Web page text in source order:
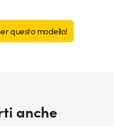
questo modello!
anche